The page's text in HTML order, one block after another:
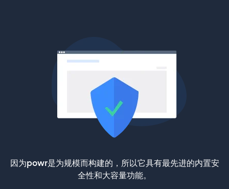
因为powr是为规模而构建的，所以它具有最先进的内置安
全性和大容量功能。